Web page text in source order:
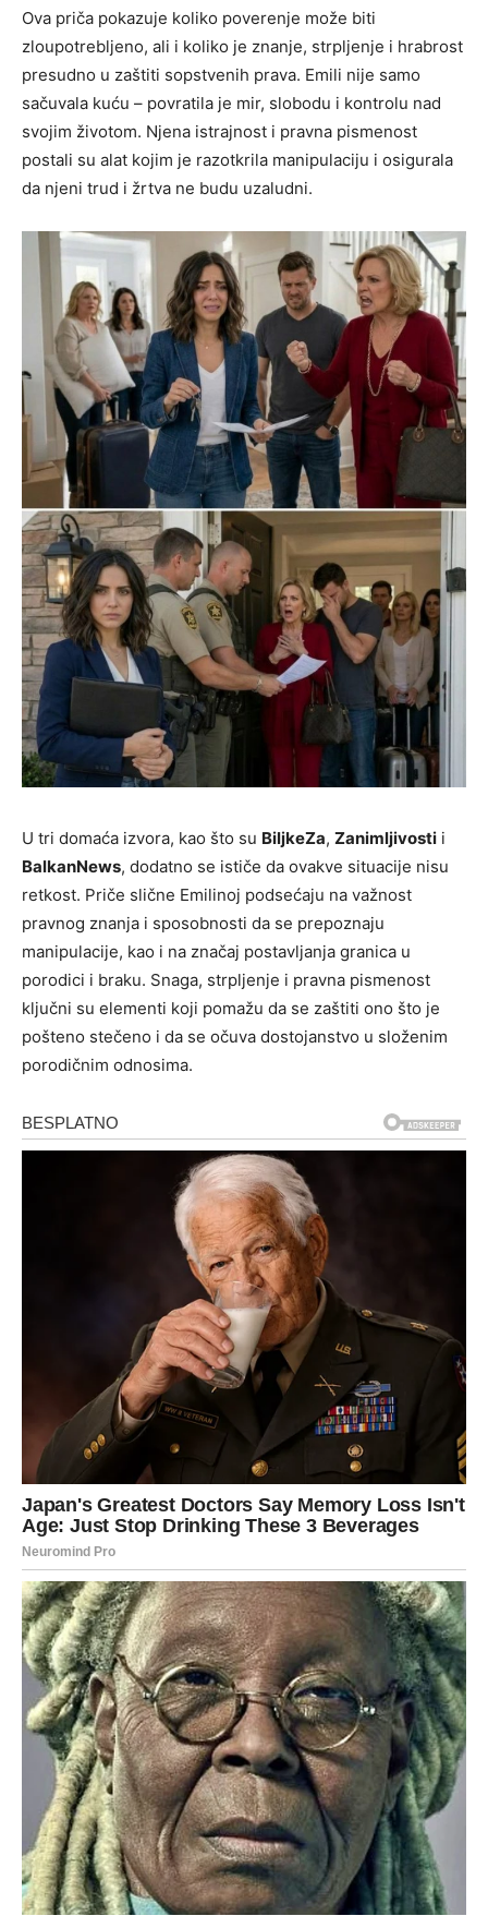
Ova priča pokazuje koliko poverenje može biti
zloupotrebljeno, ali i koliko je znanje, strpljenje i hrabrost
presudno u zaštiti sopstvenih prava. Emili nije samo
sačuvala kuću – povratila je mir, slobodu i kontrolu nad
svojim životom. Njena istrajnost i pravna pismenost
postali su alat kojim je razotkrila manipulaciju i osigurala
da njeni trud i žrtva ne budu uzaludni.
U tri domaća izvora, kao što su BiljkeZa, Zanimljivosti i
BalkanNews, dodatno se ističe da ovakve situacije nisu
retkost. Priče slične Emilinoj podsećaju na važnost
pravnog znanja i sposobnosti da se prepoznaju
manipulacije, kao i na značaj postavljanja granica u
porodici i braku. Snaga, strpljenje i pravna pismenost
ključni su elementi koji pomažu da se zaštiti ono što je
pošteno stečeno i da se očuva dostojanstvo u složenim
porodičnim odnosima.